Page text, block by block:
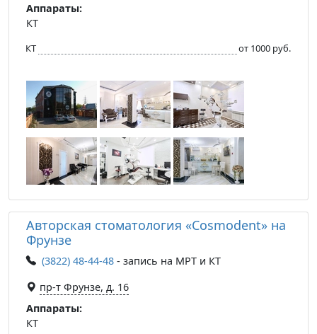
Аппараты:
КТ
КТ от 1000 руб.
Авторская стоматология «Cosmodent» на
Фрунзе
(3822) 48-44-48 - запись на МРТ и КТ
пр-т Фрунзе, д. 16
Аппараты:
КТ